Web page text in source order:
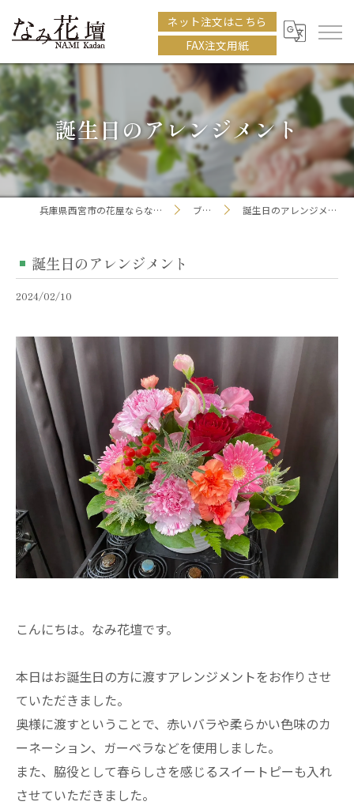
ネット注文はこちら
FAX注文用紙
誕生日のアレンジメント
兵庫県西宮市の花屋ならなみ花壇 ブログ 誕生日のアレンジメント
誕生日のアレンジメント
2024/02/10
こんにちは。なみ花壇です。
本日はお誕生日の方に渡すアレンジメントをお作りさせ
ていただきました。
奥様に渡すということで、赤いバラや柔らかい色味のカ
ーネーション、ガーベラなどを使用しました。
また、脇役として春らしさを感じるスイートピーも入れ
させていただきました。